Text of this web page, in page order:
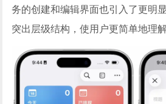
务的创建和编辑界面也引入了更明
突出层级结构，使用户更简单地理